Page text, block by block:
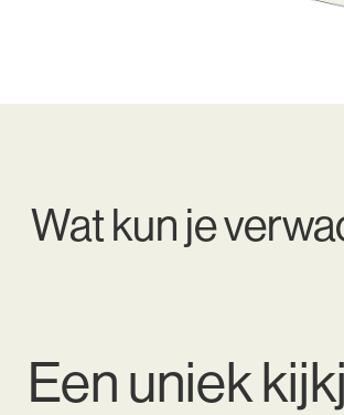
Wat kun je
Een uniek